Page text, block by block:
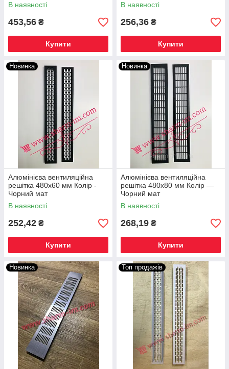
В наявності
453,56 ₴
Купити
В наявності
256,36 ₴
Купити
Новинка
Алюмінієва вентиляційна
решітка 480х60 мм Колір -
Чорний мат
В наявності
252,42 ₴
Купити
Новинка
Алюмінієва вентиляційна
решітка 480х80 мм Колір —
Чорний мат
В наявності
268,19 ₴
Купити
Новинка Топ продажів